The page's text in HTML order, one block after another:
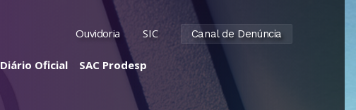
Ouvidoria SIC Canal de Denúncia
Diário Oficial SAC Prodesp